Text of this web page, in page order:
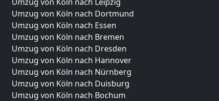
Umzug von Köln nach Dortmund
Umzug von Köln nach Essen
Umzug von Köln nach Bremen
Umzug von Köln nach Dresden
Umzug von Köln nach Hannover
Umzug von Köln nach Nürnberg
Umzug von Köln nach Duisburg
Umzug von Köln nach Bochum